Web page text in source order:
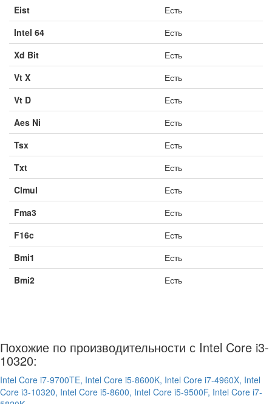
Eist
Есть
Intel 64
Есть
Xd Bit
Есть
Vt X
Есть
Vt D
Есть
Aes Ni
Есть
Tsx
Есть
Txt
Есть
Clmul
Есть
Fma3
Есть
F16c
Есть
Bmi1
Есть
Bmi2
Есть
Похожие по производительности с Intel Core i3-
10320:
Intel Core i7-9700TE, Intel Core i5-8600K, Intel Core i7-4960X, Intel
Core i3-10320, Intel Core i5-8600, Intel Core i5-9500F, Intel Core i7-